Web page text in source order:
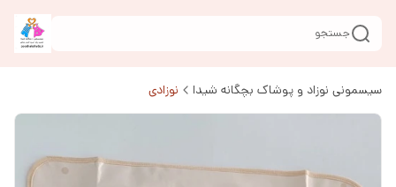
جستجو
سیسمونی نوزاد و پوشاک بچگانه شیدا نوزادی